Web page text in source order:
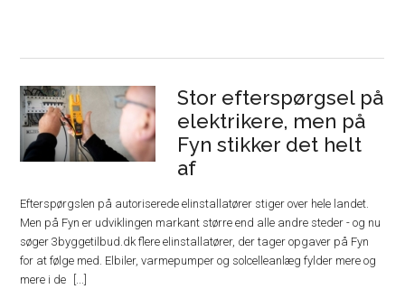
Stor efterspørgsel på
elektrikere, men på
Fyn stikker det helt
af
Efterspørgslen på autoriserede elinstallatører stiger over hele landet.
Men på Fyn er udviklingen markant større end alle andre steder - og nu
søger 3byggetilbud.dk flere elinstallatører, der tager opgaver på Fyn
for at følge med. Elbiler, varmepumper og solcelleanlæg fylder mere og
mere i de